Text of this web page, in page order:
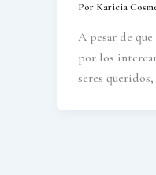
Por Karicia
A pesar de
por los
seres